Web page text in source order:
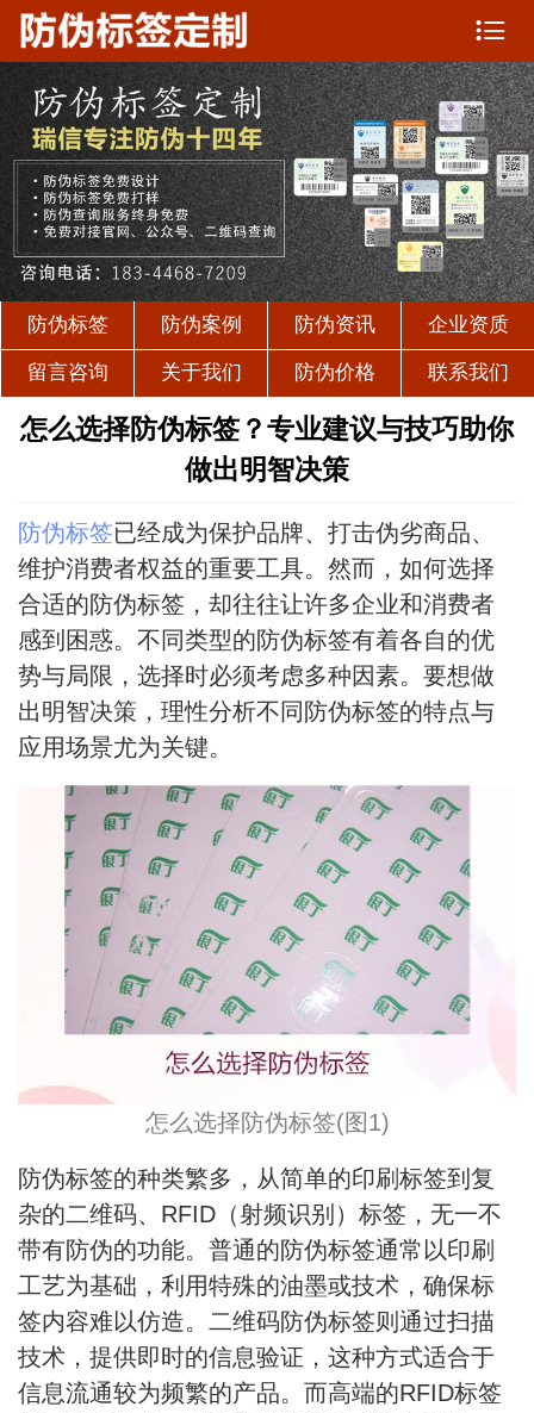

防伪标签 防伪案例 防伪资讯 企业资质
留言咨询 关于我们 防伪价格 联系我们
怎么选择防伪标签？专业建议与技巧助你
做出明智决策
防伪标签已经成为保护品牌、打击伪劣商品、
维护消费者权益的重要工具。然而，如何选择
合适的防伪标签，却往往让许多企业和消费者
感到困惑。不同类型的防伪标签有着各自的优
势与局限，选择时必须考虑多种因素。要想做
出明智决策，理性分析不同防伪标签的特点与
应用场景尤为关键。
怎么选择防伪标签(图1)
防伪标签的种类繁多，从简单的印刷标签到复
杂的二维码、RFID（射频识别）标签，无一不
带有防伪的功能。普通的防伪标签通常以印刷
工艺为基础，利用特殊的油墨或技术，确保标
签内容难以仿造。二维码防伪标签则通过扫描
技术，提供即时的信息验证，这种方式适合于
信息流通较为频繁的产品。而高端的RFID标签